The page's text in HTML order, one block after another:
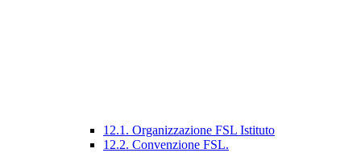
12.1. Organizzazione FSL Istituto
12.2. Convenzione FSL.